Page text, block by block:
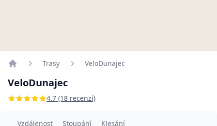
Trasy VeloDunajec
VeloDunajec
4.7 (18 recenzí)
Vzdálenost Stoupání Klesání